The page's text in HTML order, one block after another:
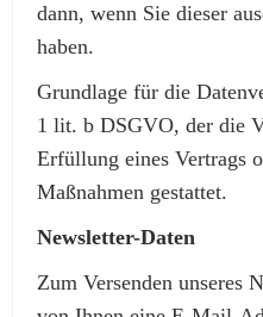
dann, wenn Sie dieser
haben.
Grundlage für die
1 lit. b DSGVO, der die
Erfüllung eines Vertrags
Maßnahmen gestattet.
Newsletter-Daten
Zum Versenden unseres